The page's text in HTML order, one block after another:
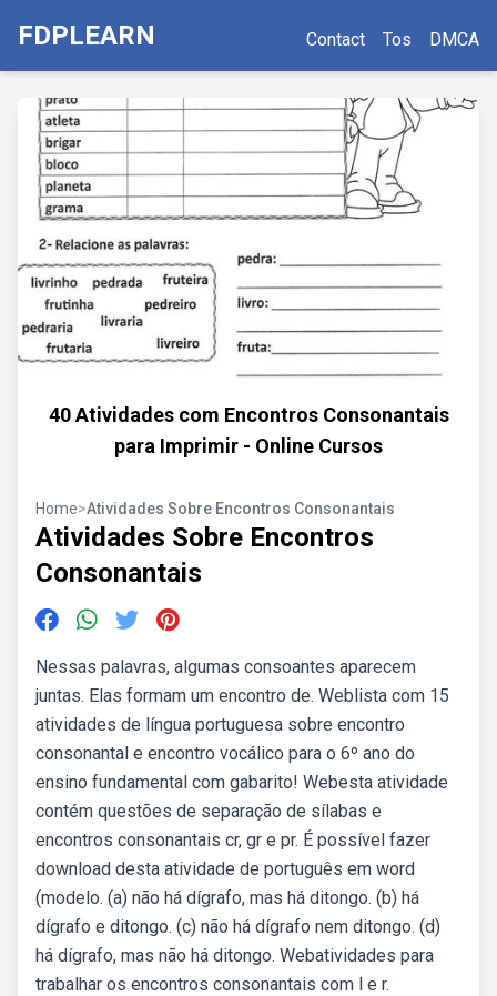
FDPLEARN Contact Tos DMCA
40 Atividades com Encontros Consonantais
para Imprimir - Online Cursos
Home>Atividades Sobre Encontros Consonantais
Atividades Sobre Encontros
Consonantais
Nessas palavras, algumas consoantes aparecem
juntas. Elas formam um encontro de. Weblista com 15
atividades de língua portuguesa sobre encontro
consonantal e encontro vocálico para o 6º ano do
ensino fundamental com gabarito! Webesta atividade
contém questões de separação de sílabas e
encontros consonantais cr, gr e pr. É possível fazer
download desta atividade de português em word
(modelo. (a) não há dígrafo, mas há ditongo. (b) há
dígrafo e ditongo. (c) não há dígrafo nem ditongo. (d)
há dígrafo, mas não há ditongo. Webatividades para
trabalhar os encontros consonantais com l e r.